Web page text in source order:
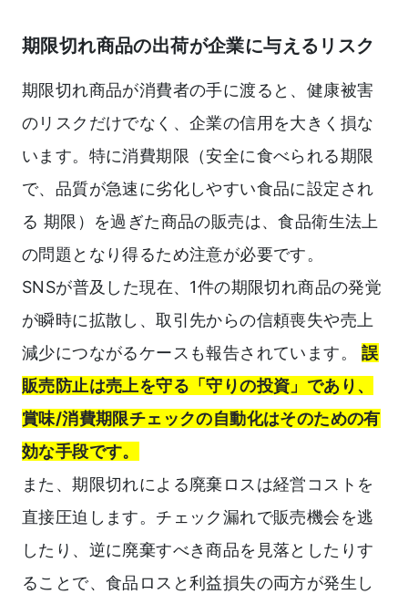
期限切れ商品の出荷が企業に与えるリスク
期限切れ商品が消費者の手に渡ると、健康被害
のリスクだけでなく、企業の信用を大きく損な
います。特に消費期限（安全に食べられる期限
で、品質が急速に劣化しやすい食品に設定され
る 期限）を過ぎた商品の販売は、食品衛生法上
の問題となり得るため注意が必要です。
SNSが普及した現在、1件の期限切れ商品の発覚
が瞬時に拡散し、取引先からの信頼喪失や売上
減少につながるケースも報告されています。誤
販売防止は売上を守る「守りの投資」であり、
賞味/消費期限チェックの自動化はそのための有
効な手段です。
また、期限切れによる廃棄ロスは経営コストを
直接圧迫します。チェック漏れで販売機会を逃
したり、逆に廃棄すべき商品を見落としたりす
ることで、食品ロスと利益損失の両方が発生し